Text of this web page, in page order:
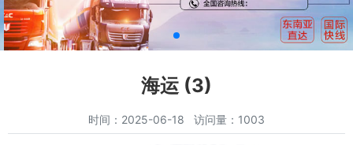
海运 (3)
时间：2025-06-18 访问量：1003